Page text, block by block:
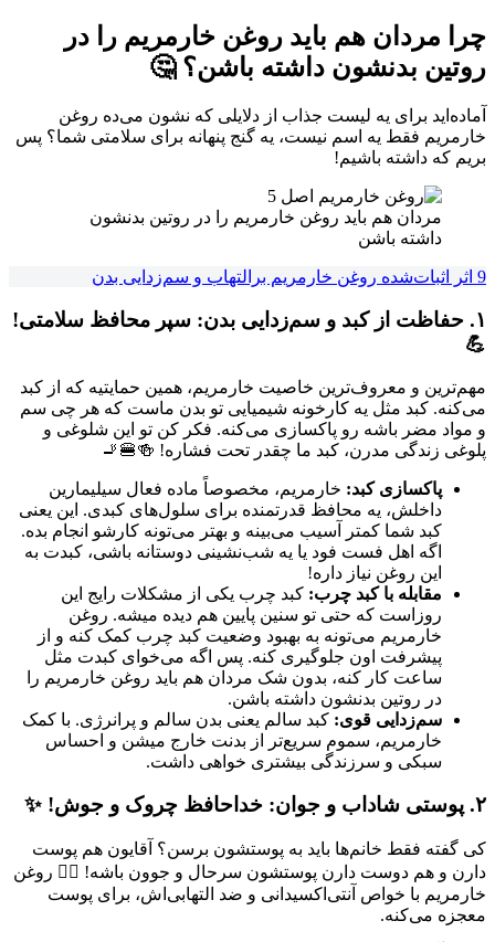
چرا مردان هم باید روغن خارمریم را در
روتین بدنشون داشته باشن؟ 🤔
آماده‌اید برای یه لیست جذاب از دلایلی که نشون می‌ده روغن
خارمریم فقط یه اسم نیست، یه گنج پنهانه برای سلامتی شما؟ پس
بریم که داشته باشیم!
مردان هم باید روغن خارمریم را در روتین بدنشون
داشته باشن
9 اثر اثبات‌شده روغن خارمریم برالتهاب و سم‌زدایی بدن
۱. حفاظت از کبد و سم‌زدایی بدن: سپر محافظ سلامتی!
💪
مهم‌ترین و معروف‌ترین خاصیت خارمریم، همین حمایتیه که از کبد
می‌کنه. کبد مثل یه کارخونه شیمیایی تو بدن ماست که هر چی سم
و مواد مضر باشه رو پاکسازی می‌کنه. فکر کن تو این شلوغی و
پلوغی زندگی مدرن، کبد ما چقدر تحت فشاره! 🍻🍔🚬
پاکسازی کبد: خارمریم، مخصوصاً ماده فعال سیلیمارین
داخلش، یه محافظ قدرتمنده برای سلول‌های کبدی. این یعنی
کبد شما کمتر آسیب می‌بینه و بهتر می‌تونه کارشو انجام بده.
اگه اهل فست فود یا یه شب‌نشینی دوستانه باشی، کبدت به
این روغن نیاز داره!
مقابله با کبد چرب: کبد چرب یکی از مشکلات رایج این
روزاست که حتی تو سنین پایین هم دیده میشه. روغن
خارمریم می‌تونه به بهبود وضعیت کبد چرب کمک کنه و از
پیشرفت اون جلوگیری کنه. پس اگه می‌خوای کبدت مثل
ساعت کار کنه، بدون شک مردان هم باید روغن خارمریم را
در روتین بدنشون داشته باشن.
سم‌زدایی قوی: کبد سالم یعنی بدن سالم و پرانرژی. با کمک
خارمریم، سموم سریع‌تر از بدنت خارج میشن و احساس
سبکی و سرزندگی بیشتری خواهی داشت.
۲. پوستی شاداب و جوان: خداحافظ چروک و جوش! ✨
کی گفته فقط خانم‌ها باید به پوستشون برسن؟ آقایون هم پوست
دارن و هم دوست دارن پوستشون سرحال و جوون باشه! 💁‍♂️ روغن
خارمریم با خواص آنتی‌اکسیدانی و ضد التهابی‌اش، برای پوست
معجزه می‌کنه.